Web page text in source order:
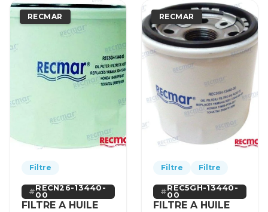
RECMAR
Filtre
RECN26-13440-
00
FILTRE A HUILE
RECMAR
Filtre Filtre
REC5GH-13440-
00
FILTRE A HUILE